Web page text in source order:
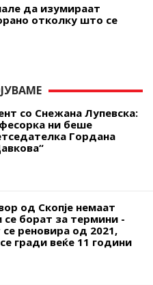
да изумираат
отколку што се
со Снежана Лупевска:
ни беше
Гордана
од Скопје немаат
се борат за термини -
реновира од 2021,
гради веќе 11 години